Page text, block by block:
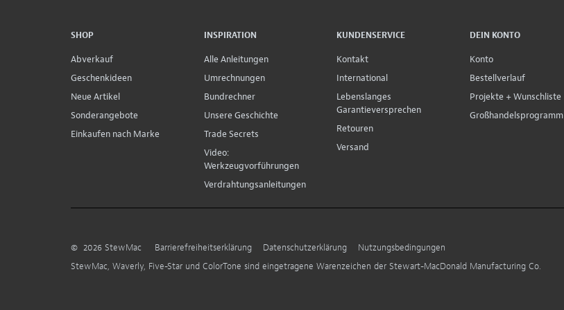
SHOP
Abverkauf
Geschenkideen
Neue Artikel
Sonderangebote
Einkaufen nach Marke
INSPIRATION
Alle Anleitungen
Umrechnungen
Bundrechner
Unsere Geschichte
Trade Secrets
Video:
Werkzeugvorführungen
Verdrahtungsanleitungen
KUNDENSERVICE
Kontakt
International
Lebenslanges
Garantieversprechen
Retouren
Versand
DEIN KONTO
Konto
Bestellverlauf
Projekte + Wunschliste
Großhandelsprogramm
© 2026 StewMac Barrierefreiheitserklärung Datenschutzerklärung
Nutzungsbedingungen
StewMac, Waverly, Five-Star und ColorTone sind eingetragene Warenzeichen der Stewart-MacDonald Manufacturing Co.